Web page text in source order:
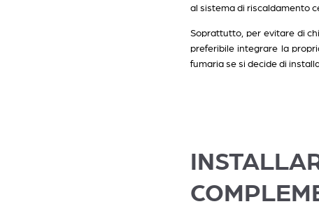
al sistema di riscaldamento
Soprattutto, per evitare di
preferibile integrare la
fumaria se si decide di